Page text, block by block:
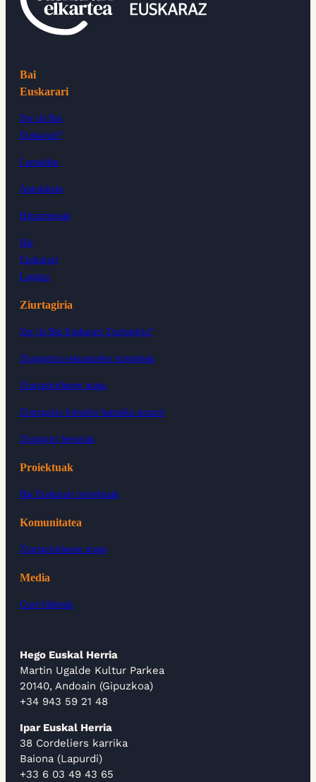
Bai
Euskarari
Zer da Bai
Euskarari?
Lantaldea
Antolaketa
Hitzarmenak
Bai
Euskarari
Laguna
Ziurtagiria
Zer da Bai Euskarari Ziurtagiria?
Ziurtagiria eskuratzeko irizpideak
Ziurtagiridunen mapa
Ziurtagiria lortzeko hamaika arrazoi
Ziurtagiri bereziak
Proiektuak
Bai Euskarari proiektuak
Komunitatea
Ziurtagiridunen mapa
Media
Gure bideoak
Hego Euskal Herria
Martin Ugalde Kultur Parkea
20140, Andoain (Gipuzkoa)
+34 943 59 21 48
Ipar Euskal Herria
38 Cordeliers karrika
Baiona (Lapurdi)
+33 6 03 49 43 65